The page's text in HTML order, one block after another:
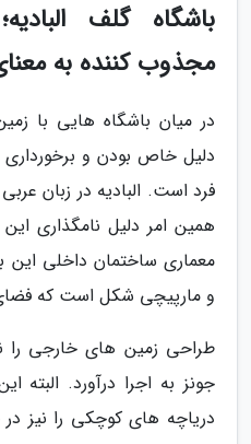
باشگاه گلف
مجذوب کننده به
در میان باشگاه هایی با
دلیل خاص بودن و
فرد است. البادیه در زبان
همین امر دلیل نامگذاری
معماری ساختمان داخلی این
و مارپیچی شکل است که فضای
طراحی زمین های خارجی را
جونز به اجرا درآورد.
دریاچه های کوچکی را نیز